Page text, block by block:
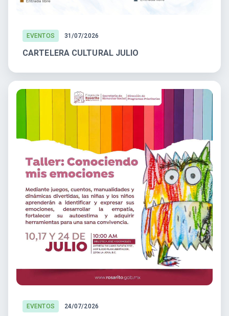
EVENTOS 31/07/2026
CARTELERA CULTURAL JULIO
EVENTOS 24/07/2026